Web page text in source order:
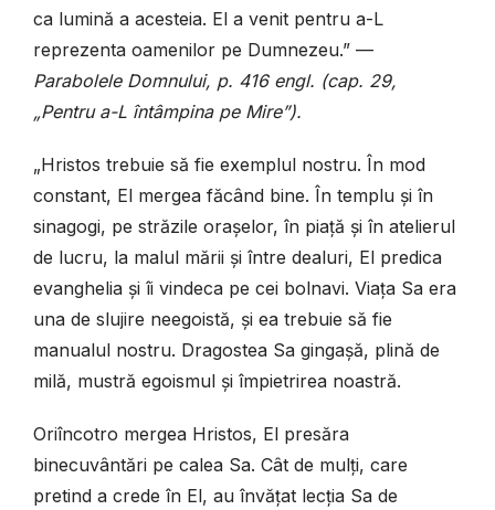
ca lumină a acesteia. El a venit pentru a-L
reprezenta oamenilor pe Dumnezeu.” —
Parabolele Domnului, p. 416 engl. (cap. 29,
„Pentru a-L întâmpina pe Mire”).
„Hristos trebuie să fie exemplul nostru. În mod
constant, El mergea făcând bine. În templu și în
sinagogi, pe străzile orașelor, în piață și în atelierul
de lucru, la malul mării și între dealuri, El predica
evanghelia și îi vindeca pe cei bolnavi. Viața Sa era
una de slujire neegoistă, și ea trebuie să fie
manualul nostru. Dragostea Sa gingașă, plină de
milă, mustră egoismul și împietrirea noastră.
Oriîncotro mergea Hristos, El presăra
binecuvântări pe calea Sa. Cât de mulți, care
pretind a crede în El, au învățat lecția Sa de